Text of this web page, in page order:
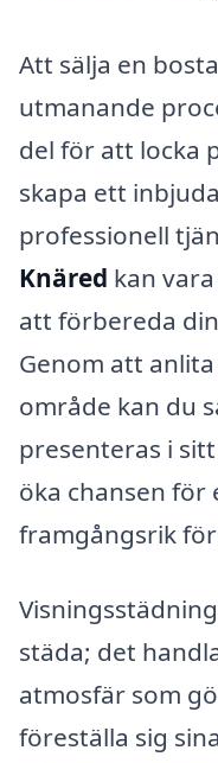
Att sälja en
utmanande
del för att locka
skapa ett
professionell
Knäred kan
att förbereda
Genom att
område kan du
presenteras i
öka chansen för
framgångsrik
städa; det
atmosfär som
föreställa sig